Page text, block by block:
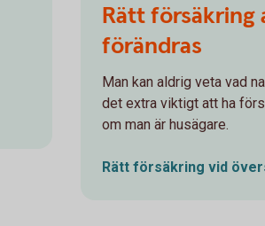
Rätt försäkring
förändras
Man kan aldrig veta vad
det extra viktigt att ha
om man är husägare.
Rätt försäkring vid